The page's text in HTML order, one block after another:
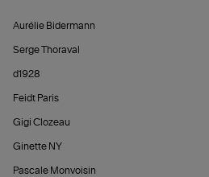
Aurélie Bidermann
Serge Thoraval
d1928
Feidt Paris
Gigi Clozeau
Ginette NY
Pascale Monvoisin